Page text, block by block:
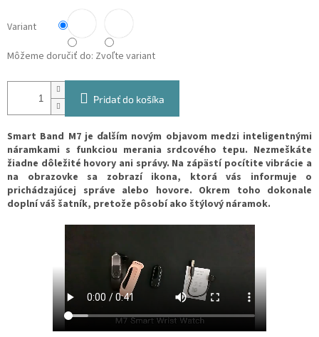
Variant
Môžeme doručiť do: Zvoľte variant
Pridať do košíka
Smart Band M7 je ďalším novým objavom medzi inteligentnými
náramkami s funkciou merania srdcového tepu. Nezmeškáte
žiadne dôležité hovory ani správy. Na zápästí pocítite vibrácie a
na obrazovke sa zobrazí ikona, ktorá vás informuje o
prichádzajúcej správe alebo hovore. Okrem toho dokonale
doplní váš šatník, pretože pôsobí ako štýlový náramok.